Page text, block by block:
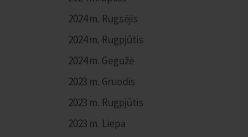
2024 m. Rugsėjis
2024 m. Rugpjūtis
2024 m. Gegužė
2023 m. Gruodis
2023 m. Rugpjūtis
2023 m. Liepa